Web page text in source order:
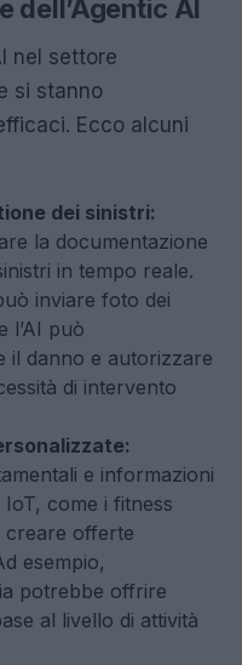
dell’Agentic AI
nel settore
si stanno
Ecco alcuni
dei sinistri:
la documentazione
in tempo reale.
inviare foto dei
l’AI può
il danno e autorizzare
di intervento
e informazioni
come i fitness
creare offerte
esempio,
potrebbe offrire
al livello di attività